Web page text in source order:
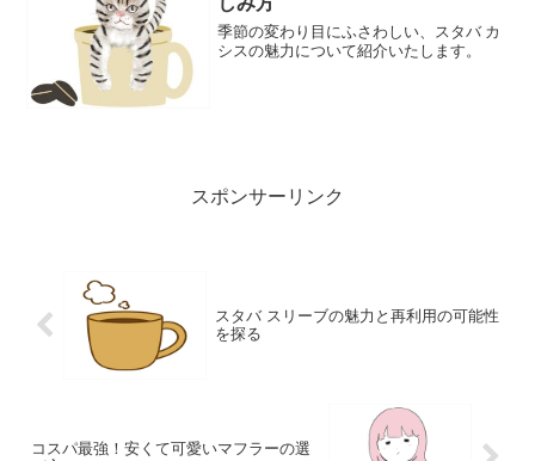
ーアンドクリーム、心踊る濃厚なハーモ
ニー。
季節の変わり目にふさわしい、スタバ カ
シスの魅力について紹介いたします。
スポンサーリンク
スタバ スリーブの魅力と再利用の可能性
を探る
コスパ最強！安くて可愛いマフラーの選